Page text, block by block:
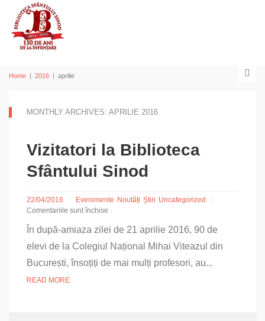
Home | 2016 | aprilie
MONTHLY ARCHIVES: APRILIE 2016
Vizitatori la Biblioteca
Sfântului Sinod
22/04/2016 Evenimente Noutăți Știri Uncategorized
Comentariile sunt închise
Vizitatori
Sfântului
În după-amiaza zilei de 21 aprilie 2016, 90 de
elevi de la Colegiul Național Mihai Viteazul din
București, însoțiți de mai mulți profesori, au...
READ MORE